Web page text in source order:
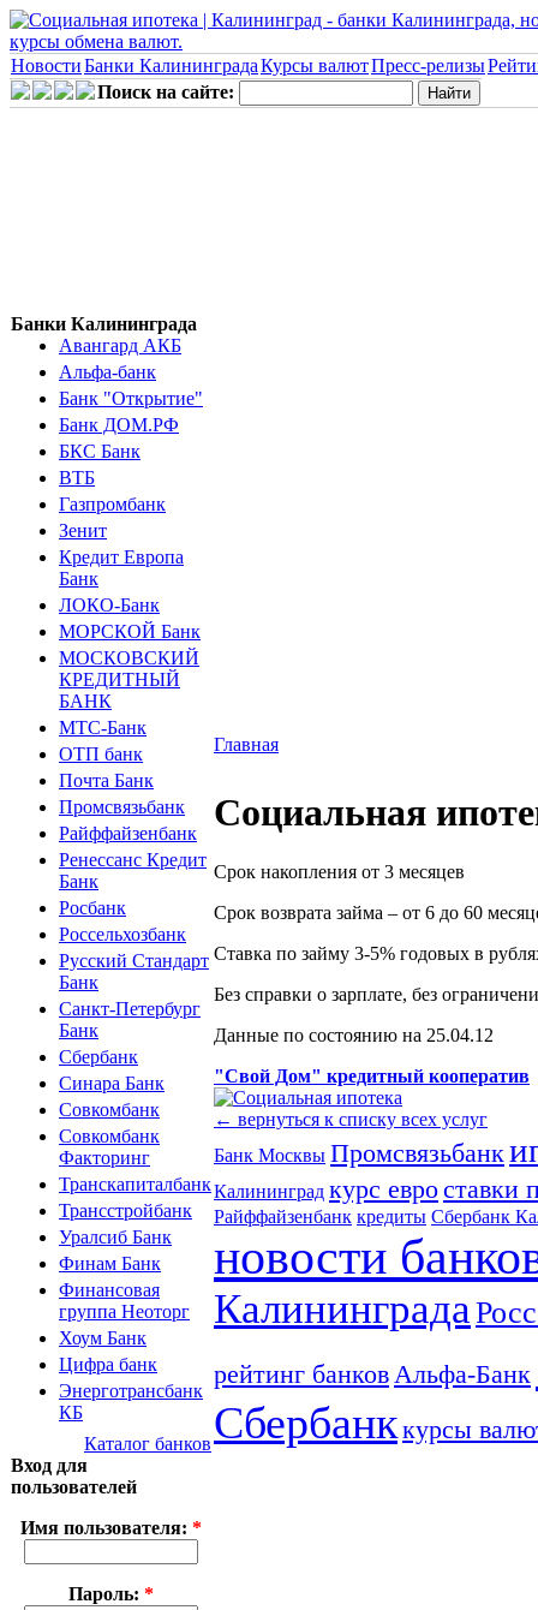
НовостиБанки КалининградаКурсы валютПресс-релизы
Поиск на сайте:
Банки Калининграда
Авангард АКБ
Альфа-банк
Банк "Открытие"
Банк ДОМ.РФ
БКС Банк
ВТБ
Газпромбанк
Зенит
Кредит Европа
Банк
ЛОКО-Банк
МОРСКОЙ Банк
МОСКОВСКИЙ
КРЕДИТНЫЙ
БАНК
МТС-Банк
ОТП банк
Почта Банк
Промсвязьбанк
Райффайзенбанк
Ренессанс Кредит
Банк
Росбанк
Россельхозбанк
Русский Стандарт
Банк
Санкт-Петербург
Банк
Сбербанк
Синара Банк
Совкомбанк
Совкомбанк
Факторинг
Транскапиталбанк
Трансстройбанк
Уралсиб Банк
Финам Банк
Финансовая
группа Неоторг
Хоум Банк
Цифра банк
Энерготрансбанк
КБ
Каталог банков
Вход для
пользователей
Имя пользователя: *
Пароль: *
Главная
Социальная
Срок накопления от 3 месяцев
Срок возврата займа – от 6 до 60
Ставка по займу 3-5% годовых в
Без справки о зарплате, без
Данные по состоянию на 25.04.12
"Свой Дом" кредитный кооператив
← вернуться к списку всех услуг
Банк Москвы Промсвязьбанк
Калининград курс евроставки
Райффайзенбанк кредиты Сбербанк
новости
Калининграда
рейтинг банков Альфа-Банк
Сбербанккурсы